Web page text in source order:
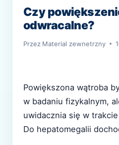
Czy
odwracalne?
Przez Material zewnetrzny
Powiększona wątroba
w badaniu fizykalnym,
uwidacznia się w
Do hepatomegalii